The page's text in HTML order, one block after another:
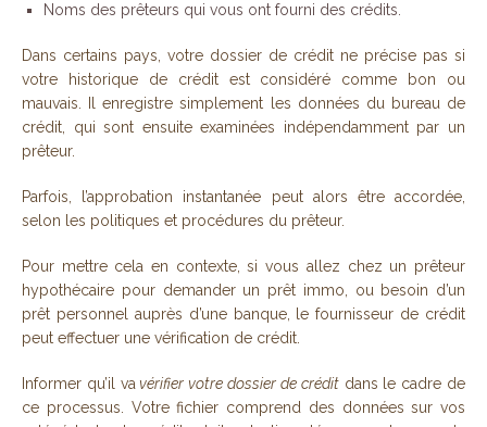
Noms des prêteurs qui vous ont fourni des crédits.
Dans certains pays, votre dossier de crédit ne précise pas si
votre historique de crédit est considéré comme bon ou
mauvais. Il enregistre simplement les données du bureau de
crédit, qui sont ensuite examinées indépendamment par un
prêteur.
Parfois, l’approbation instantanée peut alors être accordée,
selon les politiques et procédures du prêteur.
Pour mettre cela en contexte, si vous allez chez un prêteur
hypothécaire pour demander un prêt immo, ou besoin d’un
prêt personnel auprès d’une banque, le fournisseur de crédit
peut effectuer une vérification de crédit.
Informer qu’il va vérifier votre dossier de créditdans le cadre de
ce processus. Votre fichier comprend des données sur vos